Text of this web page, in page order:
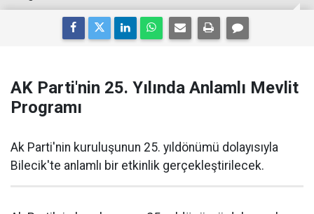
AK Parti'nin 25. Yılında Anlamlı Mevlit
Programı
Ak Parti'nin kuruluşunun 25. yıldönümü dolayısıyla
Bilecik'te anlamlı bir etkinlik gerçekleştirilecek.